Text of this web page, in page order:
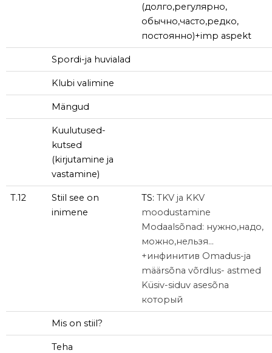
(долго,регулярно,
обычно,часто,редко,
постоянно)+imp aspekt
Spordi-ja huvialad
Klubi valimine
Mängud
Kuulutused-
kutsed
(kirjutamine ja
vastamine)
T.12
Stiil see on
inimene
TS: TKV ja KKV
moodustamine
Modaalsõnad: нужно,надо,
можно,нельзя…
+инфинитив Omadus-ja
määrsõna võrdlus- astmed
Küsiv-siduv asesõna
который
Mis on stiil?
Teha